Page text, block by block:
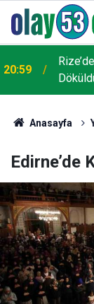
19:32
AK
Anasayfa
Edirne’de